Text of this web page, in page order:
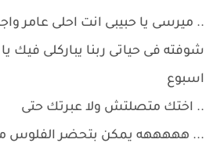
.. ميرسى يا حبيبى انت احلى عامر
شوفته فى حياتى ربنا يباركلى فيك
اسبوع
.. اختك متصلتش ولا عبرتك حتى
... هههههه يمكن بتحضر الفلوس